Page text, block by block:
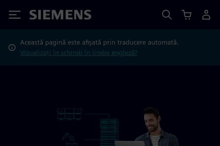
Siemens
Această pagină este afișată prin traducere automată.
Vizualizați în schimb în limba engleză?